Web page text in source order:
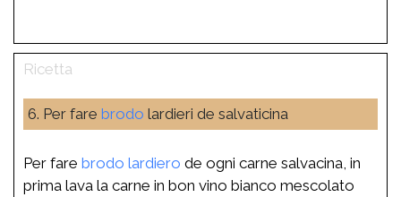
6. Per fare brodo lardieri de salvaticina
Per fare brodo lardiero de ogni carne salvacina, in
prima lava la carne in bon vino bianco mescolato